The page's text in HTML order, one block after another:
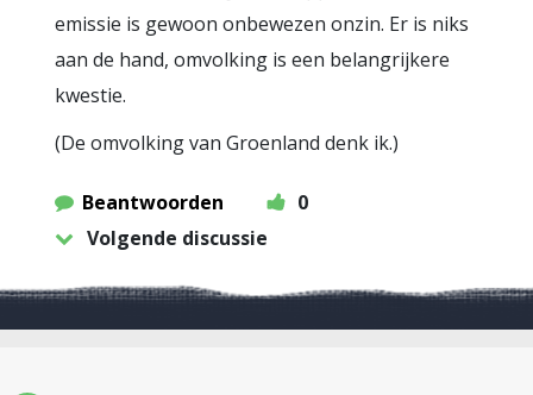
emissie is gewoon onbewezen onzin. Er is niks
aan de hand, omvolking is een belangrijkere
kwestie.
(De omvolking van Groenland denk ik.)
Beantwoorden
0
Volgende discussie